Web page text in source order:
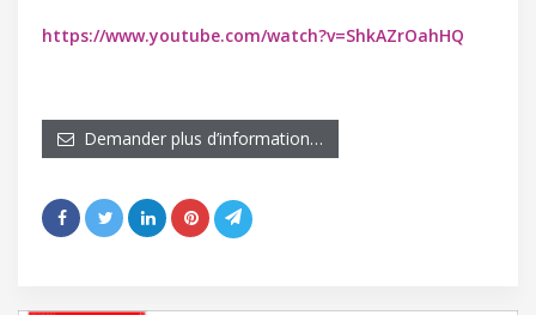
https://www.youtube.com/watch?v=ShkAZrOahHQ
Demander plus d’information…